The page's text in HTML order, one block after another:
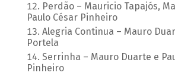
Perdão – Mauricio Tapajós,
Paulo César Pinheiro
Alegria Continua – Mauro
Portela
Serrinha – Mauro Duarte e
Pinheiro